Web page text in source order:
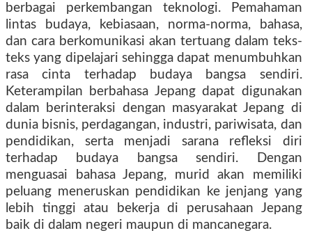
berbagai perkembangan teknologi. Pemahaman
lintas budaya, kebiasaan, norma-norma, bahasa,
dan cara berkomunikasi akan tertuang dalam teks-
teks yang dipelajari sehingga dapat menumbuhkan
rasa cinta terhadap budaya bangsa sendiri.
Keterampilan berbahasa Jepang dapat digunakan
dalam berinteraksi dengan masyarakat Jepang di
dunia bisnis, perdagangan, industri, pariwisata, dan
pendidikan, serta menjadi sarana refleksi diri
terhadap budaya bangsa sendiri. Dengan
menguasai bahasa Jepang, murid akan memiliki
peluang meneruskan pendidikan ke jenjang yang
lebih tinggi atau bekerja di perusahaan Jepang
baik di dalam negeri maupun di mancanegara.